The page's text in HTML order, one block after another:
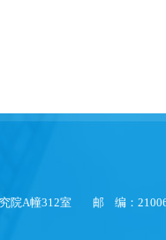
究院A幢312室 邮 编：